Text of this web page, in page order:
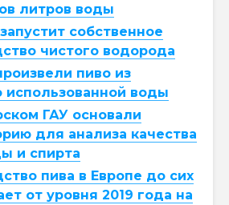
литров воды
собственное
чистого водорода
пиво из
использованной воды
ГАУ основали
для анализа качества
и спирта
пива в Европе до сих
от уровня 2019 года на